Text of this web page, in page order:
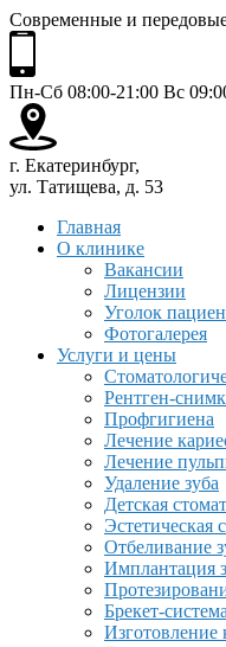
Современные и
Пн-Сб 08:00-21:00 Вс
г. Екатеринбург,
ул. Татищева, д. 53
Главная
О клинике
Вакансии
Лицензии
Уголок
Фотогалерея
Услуги и цены
Рентген-
Профгигиена
Лечение
Лечение
Удаление зуба
Детская
Эстетическая
Отбеливание
Имплантация
Брекет-система
Изготовление